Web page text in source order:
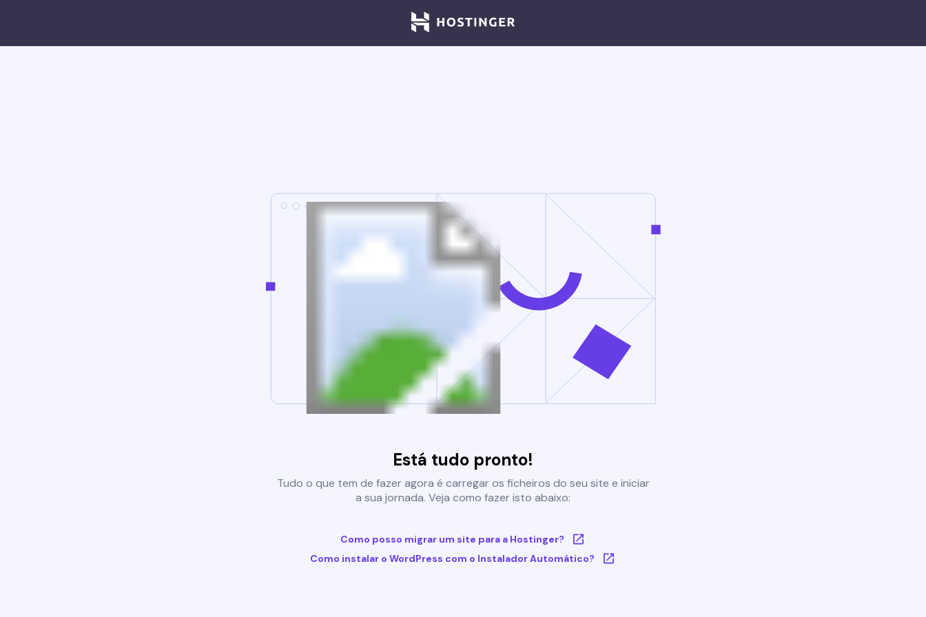
Está tudo pronto!
Tudo o que tem de fazer agora é carregar os ficheiros do seu site e iniciar
a sua jornada. Veja como fazer isto abaixo:
Como posso migrar um site para a Hostinger?
Como instalar o WordPress com o Instalador Automático?